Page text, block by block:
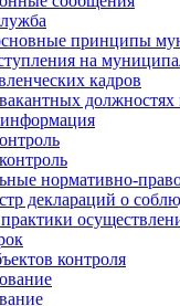
принципы
на
кадров
нормативно-
деклараций о
контроля